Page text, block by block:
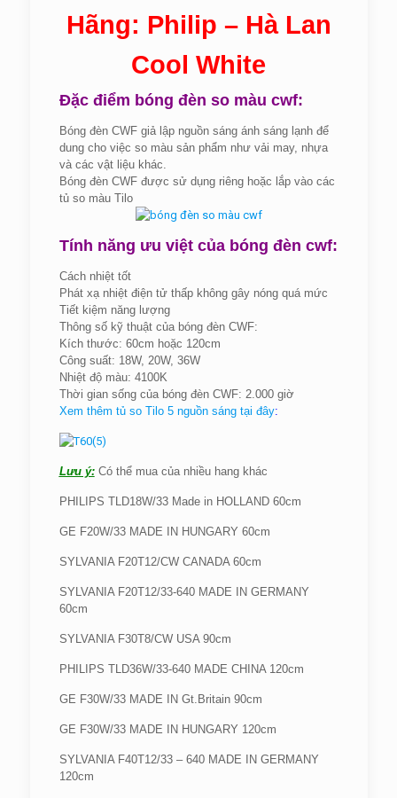
Hãng: Philip – Hà Lan
Cool White
Đặc điểm bóng đèn so màu cwf:
Bóng đèn CWF giả lập nguồn sáng ánh sáng lạnh để
dung cho việc so màu sản phẩm như vải may, nhựa
và các vật liệu khác.
Bóng đèn CWF được sử dụng riêng hoặc lắp vào các
tủ so màu Tilo
Tính năng ưu việt của bóng đèn cwf:
Cách nhiệt tốt
Phát xạ nhiệt điện tử thấp không gây nóng quá mức
Tiết kiệm năng lượng
Thông số kỹ thuật của bóng đèn CWF:
Kích thước: 60cm hoặc 120cm
Công suất: 18W, 20W, 36W
Nhiệt độ màu: 4100K
Thời gian sống của bóng đèn CWF: 2.000 giờ
Xem thêm tủ so Tilo 5 nguồn sáng tại đây:
Lưu ý:Có thể mua của nhiều hang khác
PHILIPS TLD18W/33 Made in HOLLAND 60cm
GE F20W/33 MADE IN HUNGARY 60cm
SYLVANIA F20T12/CW CANADA 60cm
SYLVANIA F20T12/33-640 MADE IN GERMANY
60cm
SYLVANIA F30T8/CW USA 90cm
PHILIPS TLD36W/33-640 MADE CHINA 120cm
GE F30W/33 MADE IN Gt.Britain 90cm
GE F30W/33 MADE IN HUNGARY 120cm
SYLVANIA F40T12/33 – 640 MADE IN GERMANY
120cm